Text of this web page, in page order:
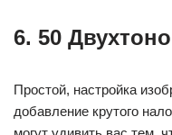
6. 50
Простой, настройка
добавление крутого